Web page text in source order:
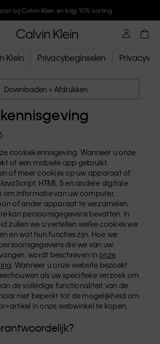
bij Calvin Klein en krijg 10% korting
Klein Privacybeginselen
Downloaden + Afdrukken
cookiekennisgeving. Wanneer u onze
of een mobiele app gebruikt,
of meer cookies op uw apparaat of
HTML 5 en andere digitale
om informatie van uw computer,
of ander apparaat te verzamelen.
kan persoonsgegevens bevatten. In
zullen we u vertellen welke cookies we
en wat hun functies zijn. Hoe we
die we van uw
wordt beschreven in onze
. Wanneer u onze website bezoekt
als uw specifieke verzoek om
de volledige functionaliteit van de
niet beperkt tot de mogelijkheid om
in onze webwinkel te kopen.